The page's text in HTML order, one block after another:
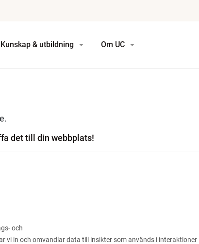
Kunskap & utbildning Om UC
det till din webbplats!
och
vi in och omvandlar data till insikter som används i